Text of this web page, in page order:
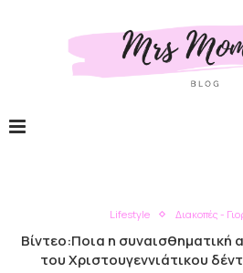
Lifestyle Διακοπές -
Βίντεο:Ποια η συναισθηματική
του Χριστουγεννιάτικου